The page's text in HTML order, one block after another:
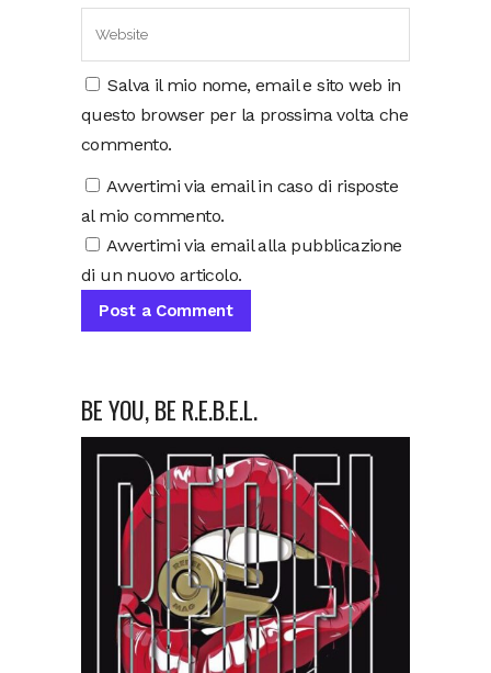
Salva il mio nome, email e sito web in
questo browser per la prossima volta che
commento.
Avvertimi via email in caso di risposte
al mio commento.
Avvertimi via email alla pubblicazione
di un nuovo articolo.
BE YOU, BE R.E.B.E.L.